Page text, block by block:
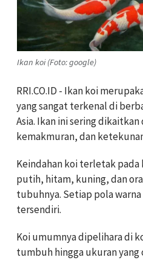
Ikan koi (Foto: google)
RRI.CO.ID - Ikan koi
yang sangat terkenal di
Asia. Ikan ini sering
kemakmuran, dan
Keindahan koi terletak pada
putih, hitam, kuning, dan
tubuhnya. Setiap pola
tersendiri.
Koi umumnya dipelihara di
tumbuh hingga ukuran yang